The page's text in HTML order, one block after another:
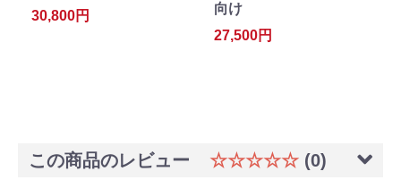
30,800円
向け
27,500円
この商品のレビュー ☆☆☆☆☆ (0)